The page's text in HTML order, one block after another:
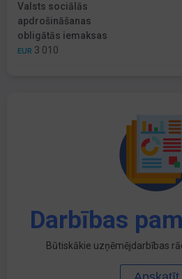
Valsts sociālās
apdrošināšanas
obligātās iemaksas
EUR 3 010
Darbības
Būtiskākie uzņēmējdarbības